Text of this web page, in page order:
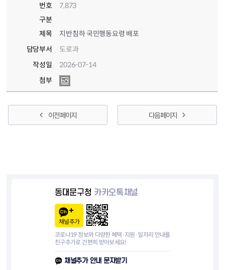
번호
7,873
구분
제목
지반침하 국민행동요령 배포
담당부서
도로과
작성일
2026-07-14
첨부
이전 페이지 다음 페이지
동대문구청 카카오톡채널
채널추가
코로나19 정보와 다양한 혜택·지원·일자리 안내를
친구추가로 간편히 받아보세요!
채널추가 안내 문자받기